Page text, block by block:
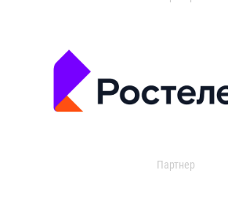
Партнер